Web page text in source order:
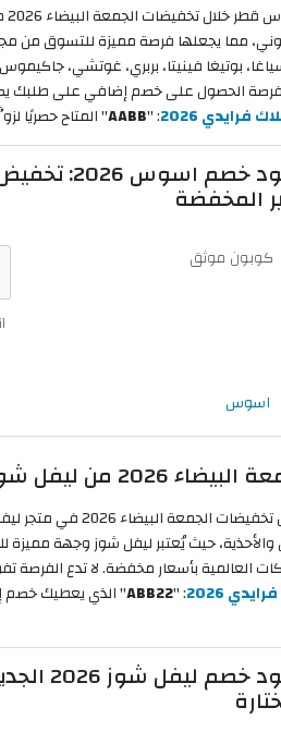
مما يجعلها فرصة مميزة للتسوق
بوتيغا فينيتا، بربري، غوتشي،
2026
: "
AABB" المتاح حصريًا
المخفضة
كوبون موثق
اسوس
من ليفل شوز قطر
حيث يُعتبر ليفل شوز وجهة مميزة
العالمية بأسعار مخفضة. لا تدع الفرصة
2026
: "
ABB22